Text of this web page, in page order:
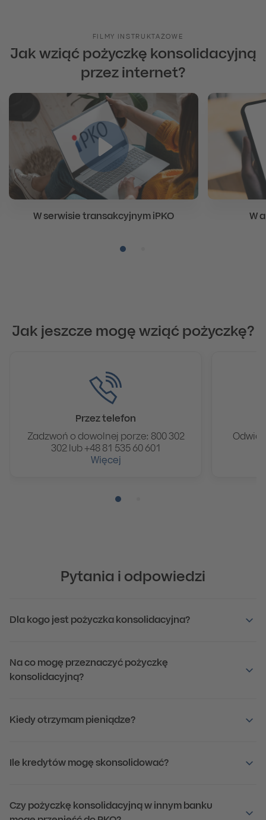
FILMY INSTRUKTAŻOWE
Jak wziąć pożyczkę konsolidacyjną
przez internet?
W serwisie transakcyjnym iPKO W
Jak jeszcze mogę wziąć pożyczkę?
Przez telefon
Zadzwoń o dowolnej porze: 800 302
302 lub +48 81 535 60 601
Więcej
Pytania i odpowiedzi
Dla kogo jest pożyczka konsolidacyjna?
Na co mogę przeznaczyć pożyczkę
konsolidacyjną?
Kiedy otrzymam pieniądze?
Ile kredytów mogę skonsolidować?
Czy pożyczkę konsolidacyjną w innym banku